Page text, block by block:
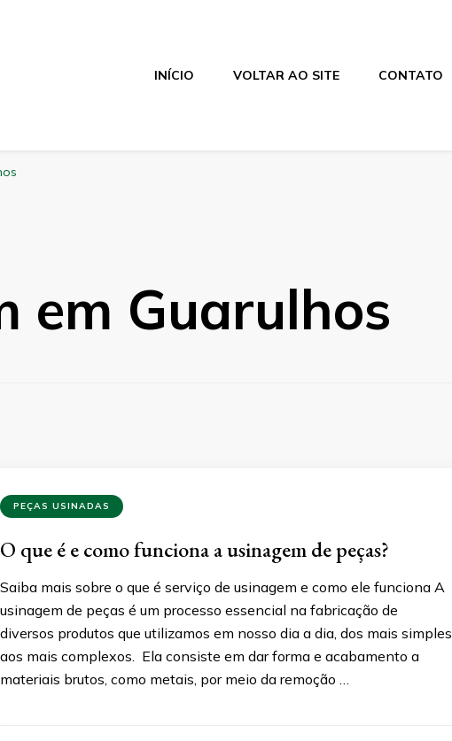
INÍCIO VOLTAR AO SITE CONTATO
em Guarulhos
PEÇAS USINADAS
O que é e como funciona a usinagem de peças?
Saiba mais sobre o que é serviço de usinagem e como ele funciona A
usinagem de peças é um processo essencial na fabricação de
diversos produtos que utilizamos em nosso dia a dia, dos mais simples
aos mais complexos. Ela consiste em dar forma e acabamento a
materiais brutos, como metais, por meio da remoção …